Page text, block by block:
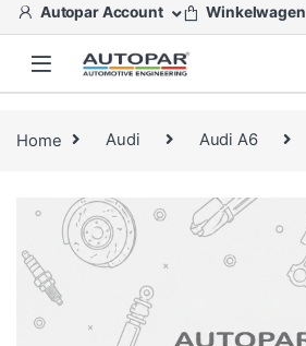
Autopar Account Winkelwagen
Home Audi Audi A6